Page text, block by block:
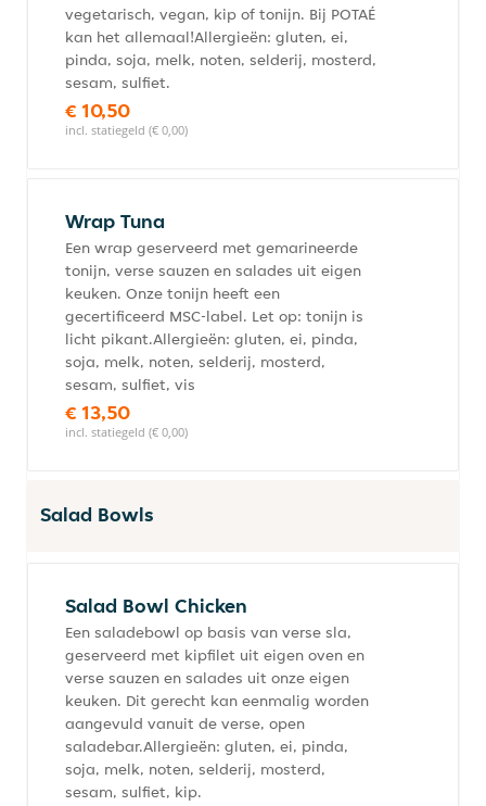
vegetarisch, vegan, kip of tonijn. Bij POTAÉ
kan het allemaal!Allergieën: gluten, ei,
pinda, soja, melk, noten, selderij, mosterd,
sesam, sulfiet.
€ 10,50
incl. statiegeld (€ 0,00)
Wrap Tuna
Een wrap geserveerd met gemarineerde
tonijn, verse sauzen en salades uit eigen
keuken. Onze tonijn heeft een
gecertificeerd MSC-label. Let op: tonijn is
licht pikant.Allergieën: gluten, ei, pinda,
soja, melk, noten, selderij, mosterd,
sesam, sulfiet, vis
€ 13,50
incl. statiegeld (€ 0,00)
Salad Bowls
Salad Bowl Chicken
Een saladebowl op basis van verse sla,
geserveerd met kipfilet uit eigen oven en
verse sauzen en salades uit onze eigen
keuken. Dit gerecht kan eenmalig worden
aangevuld vanuit de verse, open
saladebar.Allergieën: gluten, ei, pinda,
soja, melk, noten, selderij, mosterd,
sesam, sulfiet, kip.